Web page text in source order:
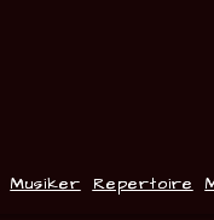
Musiker Repertoire